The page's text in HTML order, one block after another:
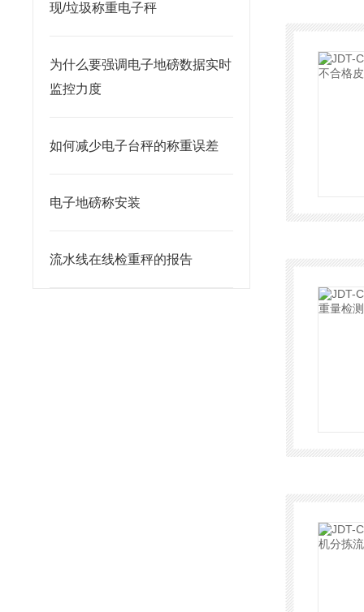
现/垃圾称重电子秤
为什么要强调电子地磅数据实时
监控力度
如何减少电子台秤的称重误差
电子地磅称安装
流水线在线检重秤的报告